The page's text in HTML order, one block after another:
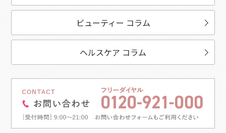
ビューティー コラム
ヘルスケア コラム